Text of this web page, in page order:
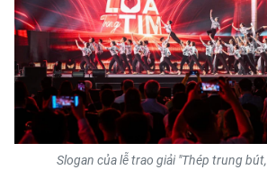
Slogan của lễ trao giải "Thép trung